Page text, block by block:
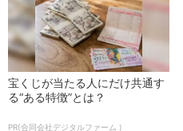
宝くじが当たる人にだけ共通す
る“ある特徴”とは？
PR(合同会社デジタルファーム )